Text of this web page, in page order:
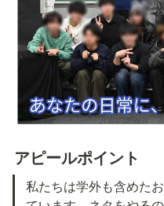
アピールポイント
私たちは学外も含めた